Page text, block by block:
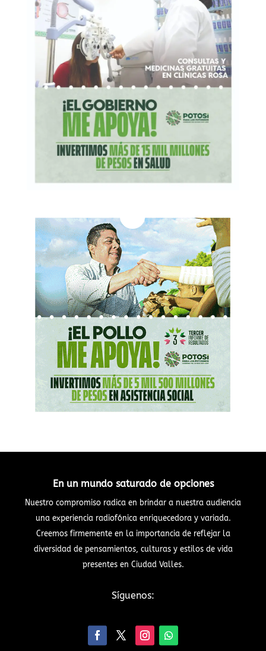
En un mundo saturado de opciones
Nuestro compromiso radica en brindar a nuestra audiencia
una experiencia radiofónica enriquecedora y variada.
Creemos firmemente en la importancia de reflejar la
diversidad de pensamientos, culturas y estilos de vida
presentes en Ciudad Valles.
Síguenos: